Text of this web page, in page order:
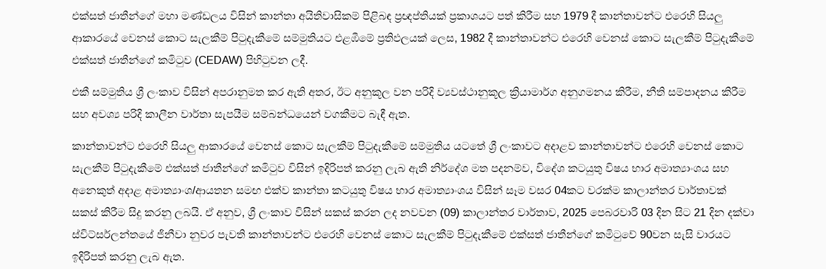
එක්සත් ජාතීන්ගේ මහා මණ්ඩලය විසින් කාන්තා අයිතිවාසිකම් පිළිබඳ ප්‍රඥප්තියක් ප්‍රකාශයට පත් කිරීම සහ 1979 දී කාන්තාවන්ට එරෙහි සියලු
ආකාරයේ වෙනස් කොට සැලකීම් පිටුදැකීමේ සම්මුතියට එළඹීමේ ප්‍රතිඵලයක් ලෙස, 1982 දී කාන්තාවන්ට එරෙහි වෙනස් කොට සැලකීම් පිටුදැකීමේ
එක්සත් ජාතීන්ගේ කමිටුව (CEDAW) පිහිටුවන ලදී.
එකී සම්මුතිය ශ්‍රී ලංකාව විසින් අපරානුමත කර ඇති අතර, ඊට අනුකූල වන පරිදි ව්‍යවස්ථානුකූල ක්‍රියාමාර්ග අනුගමනය කිරීම, නීති සම්පාදනය කිරීම
සහ අවශ්‍ය පරිදි කාලීන වාර්තා සැපයීම සම්බන්ධයෙන් වගකීමට බැඳී ඇත.
කාන්තාවන්ට එරෙහි සියලු ආකාරයේ වෙනස් කොට සැලකීම් පිටුදැකීමේ සම්මුතිය යටතේ ශ්‍රී ලංකාවට අදාළව කාන්තාවන්ට එරෙහි වෙනස් කොට
සැලකීම් පිටුදැකීමේ එක්සත් ජාතීන්ගේ කමිටුව විසින් ඉදිරිපත් කරනු ලැබ ඇති නිර්දේශ මත පදනම්ව, විදේශ කටයුතු විෂය භාර අමාත්‍යාංශය සහ
අනෙකුත් අදාළ අමාත්‍යාංශ/ආයතන සමඟ එක්ව කාන්තා කටයුතු විෂය භාර අමාත්‍යාංශය විසින් සෑම වසර 04කට වරක්ම කාලාන්තර වාර්තාවක්
සකස් කිරීම සිදු කරනු ලබයි. ඒ අනුව, ශ්‍රී ලංකාව විසින් සකස් කරන ලද නවවන (09) කාලාන්තර වාර්තාව, 2025 පෙබරවාරි 03 දින සිට 21 දින දක්වා
ස්විට්සර්ලන්තයේ ජිනීවා නුවර පැවති කාන්තාවන්ට එරෙහි වෙනස් කොට සැලකීම් පිටුදැකීමේ එක්සත් ජාතීන්ගේ කමිටුවේ 90වන සැසි වාරයට
ඉදිරිපත් කරනු ලැබ ඇත.